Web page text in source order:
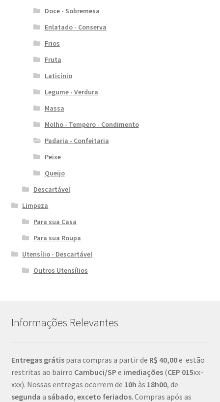
Doce - Sobremesa
Enlatado - Conserva
Frios
Fruta
Laticínio
Legume - Verdura
Massa
Molho - Tempero - Condimento
Padaria - Confeitaria
Peixe
Queijo
Descartável
Limpeza
Para sua Casa
Para sua Roupa
Utensílio - Descartável
Outros Utensílios
Informações Relevantes
Entregas grátis para compras a partir de R$ 40,00e estão
restritas ao bairro Cambuci/SP e imediações(CEP 015xx-
xxx). Nossas entregas ocorrem de 10h às 18h00, de
segunda a sábado, exceto feriados. Compras após as